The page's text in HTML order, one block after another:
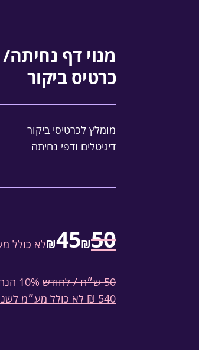
מנוי דף נחיתה/
כרטיס ביקור
מומלץ לכרטיסי ביקור
דיגיטלים ודפי נחיתה
50
₪
45
₪לא כולל
50 ש״ח / לחודש
10%
540 ₪ לא כולל מע״מ לשנה